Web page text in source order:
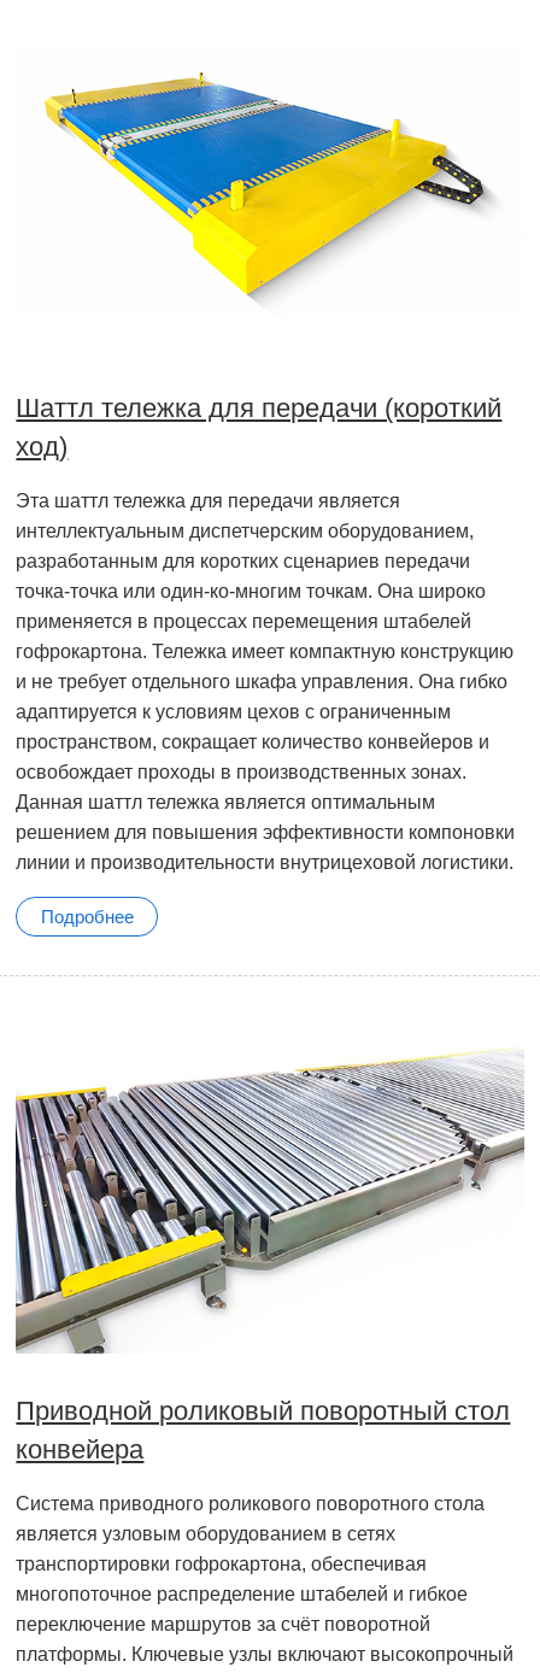
Шаттл тележка для передачи (короткий
ход)
Эта шаттл тележка для передачи является
интеллектуальным диспетчерским оборудованием,
разработанным для коротких сценариев передачи
точка-точка или один-ко-многим точкам. Она широко
применяется в процессах перемещения штабелей
гофрокартона. Тележка имеет компактную конструкцию
и не требует отдельного шкафа управления. Она гибко
адаптируется к условиям цехов с ограниченным
пространством, сокращает количество конвейеров и
освобождает проходы в производственных зонах.
Данная шаттл тележка является оптимальным
решением для повышения эффективности компоновки
линии и производительности внутрицеховой логистики.
Подробнее
Приводной роликовый поворотный стол
конвейера
Система приводного роликового поворотного стола
является узловым оборудованием в сетях
транспортировки гофрокартона, обеспечивая
многопоточное распределение штабелей и гибкое
переключение маршрутов за счёт поворотной
платформы. Ключевые узлы включают высокопрочный